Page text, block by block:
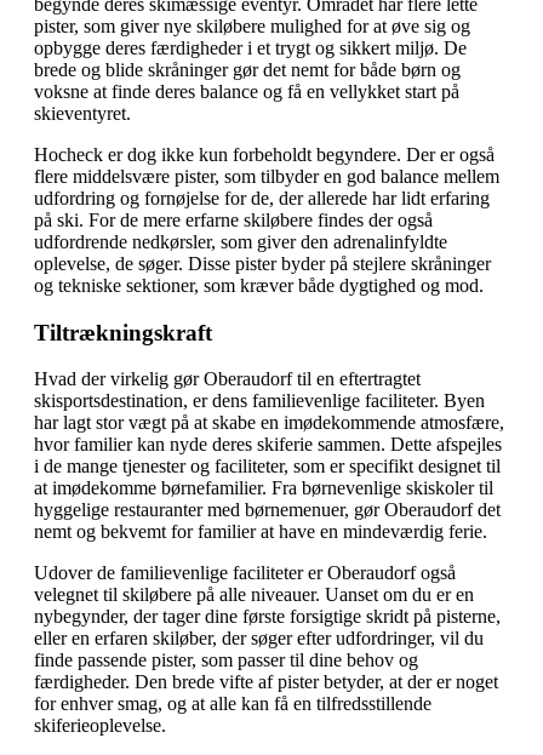
begynde deres skimæssige eventyr. Området har flere lette
pister, som giver nye skiløbere mulighed for at øve sig og
opbygge deres færdigheder i et trygt og sikkert miljø. De
brede og blide skråninger gør det nemt for både børn og
voksne at finde deres balance og få en vellykket start på
skieventyret.
Hocheck er dog ikke kun forbeholdt begyndere. Der er også
flere middelsvære pister, som tilbyder en god balance mellem
udfordring og fornøjelse for de, der allerede har lidt erfaring
på ski. For de mere erfarne skiløbere findes der også
udfordrende nedkørsler, som giver den adrenalinfyldte
oplevelse, de søger. Disse pister byder på stejlere skråninger
og tekniske sektioner, som kræver både dygtighed og mod.
Tiltrækningskraft
Hvad der virkelig gør Oberaudorf til en eftertragtet
skisportsdestination, er dens familievenlige faciliteter. Byen
har lagt stor vægt på at skabe en imødekommende atmosfære,
hvor familier kan nyde deres skiferie sammen. Dette afspejles
i de mange tjenester og faciliteter, som er specifikt designet til
at imødekomme børnefamilier. Fra børnevenlige skiskoler til
hyggelige restauranter med børnemenuer, gør Oberaudorf det
nemt og bekvemt for familier at have en mindeværdig ferie.
Udover de familievenlige faciliteter er Oberaudorf også
velegnet til skiløbere på alle niveauer. Uanset om du er en
nybegynder, der tager dine første forsigtige skridt på pisterne,
eller en erfaren skiløber, der søger efter udfordringer, vil du
finde passende pister, som passer til dine behov og
færdigheder. Den brede vifte af pister betyder, at der er noget
for enhver smag, og at alle kan få en tilfredsstillende
skiferieoplevelse.